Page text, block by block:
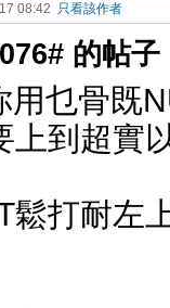
08:42 只看該作者
的帖子
用乜骨既
上到超實
鬆打耐左